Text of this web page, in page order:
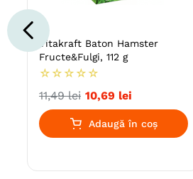
Vitakraft Baton Hamster
Fructe&Fulgi, 112 g
☆ ☆ ☆ ☆ ☆
11,49 lei 10,69 lei
Adaugă în coș